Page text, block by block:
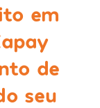
em
de
seu